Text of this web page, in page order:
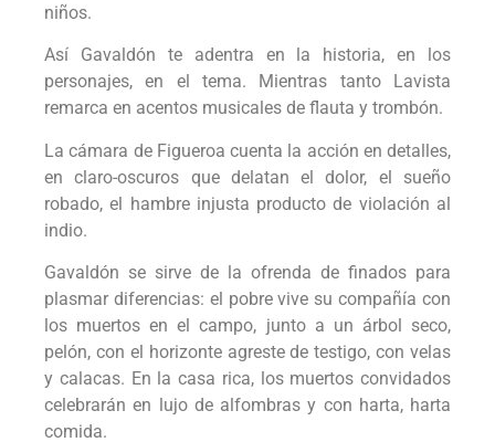
niños.
Así Gavaldón te adentra en la historia, en los
personajes, en el tema. Mientras tanto Lavista
remarca en acentos musicales de flauta y trombón.
La cámara de Figueroa cuenta la acción en detalles,
en claro-oscuros que delatan el dolor, el sueño
robado, el hambre injusta producto de violación al
indio.
Gavaldón se sirve de la ofrenda de finados para
plasmar diferencias: el pobre vive su compañía con
los muertos en el campo, junto a un árbol seco,
pelón, con el horizonte agreste de testigo, con velas
y calacas. En la casa rica, los muertos convidados
celebrarán en lujo de alfombras y con harta, harta
comida.